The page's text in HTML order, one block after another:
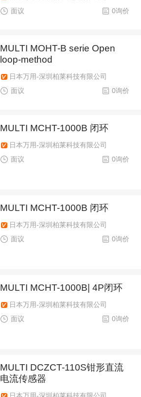
0询价
面议
MULTI MOHT-B serie Open
loop-method
日本万用-深圳柏莱科技有限公司
0询价
面议
MULTI MCHT-1000B 闭环
日本万用-深圳柏莱科技有限公司
0询价
面议
MULTI MCHT-1000B 闭环
日本万用-深圳柏莱科技有限公司
0询价
面议
MULTI MCHT-1000B| 4P闭环
日本万用-深圳柏莱科技有限公司
0询价
面议
MULTI DCZCT-110S钳形直流
电流传感器